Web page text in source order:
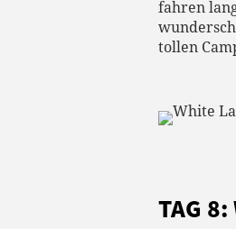
fahren
tollen
TAG 8: